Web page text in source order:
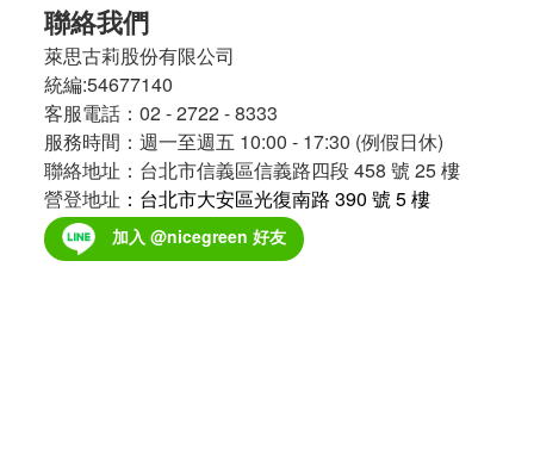
聯絡我們
萊思古莉股份有限公司
統編:54677140
客服電話：02 - 2722 - 8333
服務時間：週一至週五 10:00 - 17:30 (例假日休)
聯絡地址：台北市信義區信義路四段 458 號 25 樓
營登地址 ：台北市大安區光復南路 390 號 5 樓
加入 @nicegreen 好友